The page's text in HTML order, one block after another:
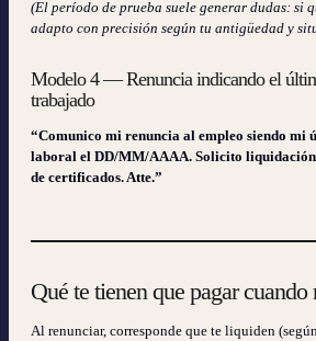
(El período de prueba suele generar dudas: si
adapto con precisión según tu antigüedad y
Modelo 4 — Renuncia indicando el
trabajado
“Comunico mi renuncia al empleo siendo mi
laboral el DD/MM/AAAA. Solicito
de certificados. Atte.”
Qué te tienen que pagar cuando
Al renunciar, corresponde que te liquiden